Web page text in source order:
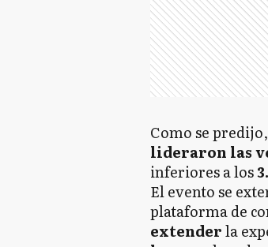
Como se
lideraron las
inferiores a los
El evento se
plataforma de
extenderla